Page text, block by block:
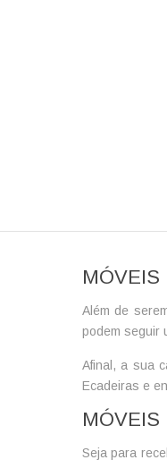
MÓVEIS
Além de
podem seguir
Afinal, a sua
Ecadeiras e
MÓVEIS
Seja para